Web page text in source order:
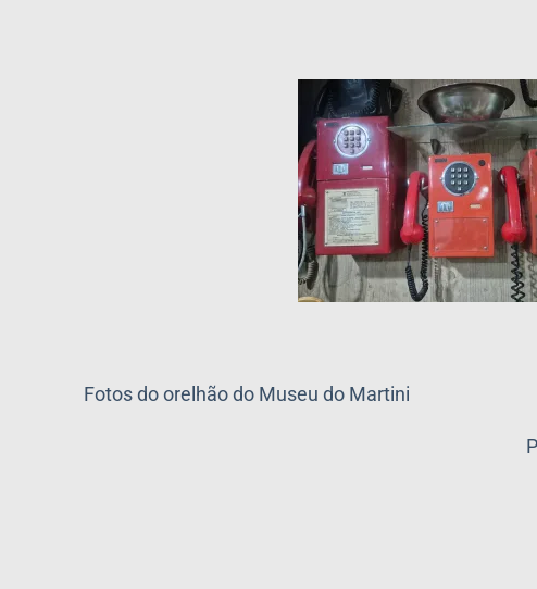
Fotos do orelhão do Museu do Martini